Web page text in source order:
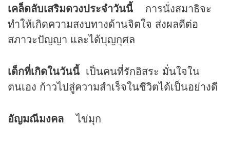
เคล็ดลับเสริมดวงประจำวันนี้ การนั่งสมาธิจะ
ทำให้เกิดความสงบทางด้านจิตใจ ส่งผลดีต่อ
สภาวะปัญญา และได้บุญกุศล
เด็กที่เกิดในวันนี้ เป็นคนที่รักอิสระ มั่นใจใน
ตนเอง ก้าวไปสู่ความสำเร็จในชีวิตได้เป็นอย่างดี
อัญมณีมงคล ไข่มุก